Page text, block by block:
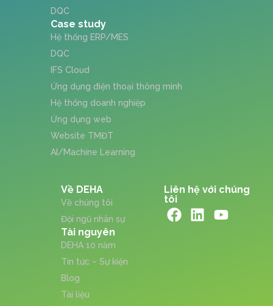
DQC
Case study
Hệ thống ERP/MES
DQC
IFS Cloud
Ứng dụng điện thoại thông minh
Hệ thống doanh nghiệp
Ứng dụng web
Website TMĐT
AI/Machine Learning
Về DEHA
Về chúng tôi
Đội ngũ nhân sự
Tài nguyên
DEHA 10 năm
Tin tức – Sự kiện
Blog
Tài liệu
Liên hệ với chúng
tôi